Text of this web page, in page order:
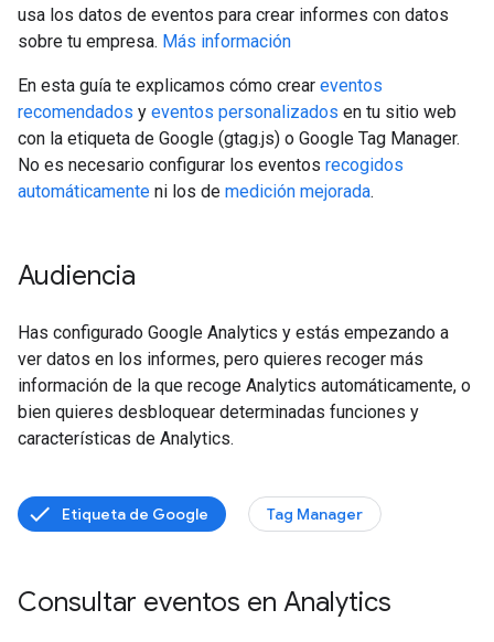
usa los datos de eventos para crear informes con datos
sobre tu empresa. Más información
En esta guía te explicamos cómo crear eventos
recomendados y eventos personalizados en tu sitio web
con la etiqueta de Google (gtag.js) o Google Tag Manager.
No es necesario configurar los eventos recogidos
automáticamente ni los de medición mejorada.
Audiencia
Has configurado Google Analytics y estás empezando a
ver datos en los informes, pero quieres recoger más
información de la que recoge Analytics automáticamente, o
bien quieres desbloquear determinadas funciones y
características de Analytics.
Etiqueta de Google Tag Manager
Consultar eventos en Analytics